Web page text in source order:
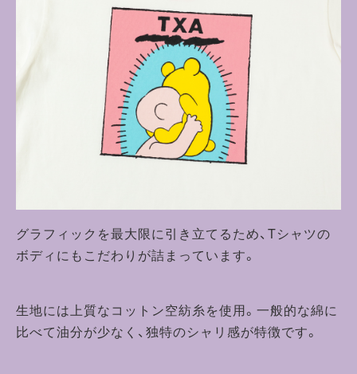
グラフィックを最大限に引き立てるため、Tシャツの
ボディにもこだわりが詰まっています。
生地には上質なコットン空紡糸を使用。一般的な綿に
比べて油分が少なく、独特のシャリ感が特徴です。